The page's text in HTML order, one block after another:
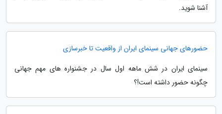
آشنا شوید.
حضورهای جهانی سینمای ایران از واقعیت تا خبرسازی
سینمای ایران در شش ماهه اول سال در جشنواره های مهم جهانی
چگونه حضور داشته است!؟